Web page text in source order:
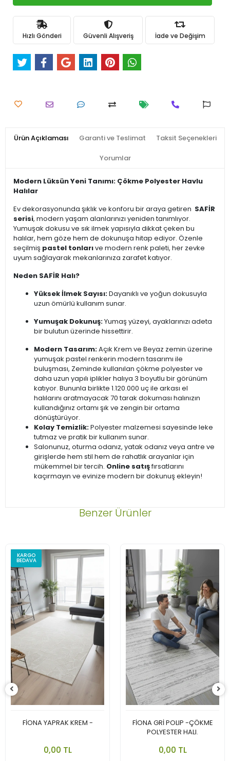
Hızlı Gönderi Güvenli Alışveriş İade ve Değişim
Ürün Açıklaması Garanti ve Teslimat Taksit Seçenekleri
Yorumlar
Modern Lüksün Yeni Tanımı: Çökme Polyester Havlu
Halılar
Ev dekorasyonunda şıklık ve konforu bir araya getiren SAFİR
serisi, modern yaşam alanlarınızı yeniden tanımlıyor.
Yumuşak dokusu ve sık ilmek yapısıyla dikkat çeken bu
halılar, hem göze hem de dokunuşa hitap ediyor. Özenle
seçilmiş pastel tonlarıve modern renk paleti, her zevke
uyum sağlayarak mekanlarınıza zarafet katıyor.
Neden SAFİR Halı?
Yüksek İlmek Sayısı:Dayanıklı ve yoğun dokusuyla
uzun ömürlü kullanım sunar.
Yumuşak Dokunuş:Yumaş yüzeyi, ayaklarınızı adeta
bir bulutun üzerinde hissettirir.
Modern Tasarım:Açık Krem ve Beyaz zemin üzerine
yumuşak pastel renkerin modern tasarımı ile
buluşması, Zeminde kullanılan çökme polyester ve
daha uzun yapılı iplikler halıya 3 boyutlu bir görünüm
katıyor. Bununla birlikte 1.120.000 uç ile arkası el
halılarını aratmayacak 70 tarak dokuması halınızın
kullandığınız ortamı şık ve zengin bir ortama
dönüştürüyor.
Kolay Temizlik:Polyester malzemesi sayesinde leke
tutmaz ve pratik bir kullanım sunar.
Salonunuz, oturma odanız, yatak odanız veya antre ve
girişlerde hem stil hem de rahatlık arayanlar için
mükemmel bir tercih. Online satışfırsatlarını
kaçırmayın ve evinize modern bir dokunuş ekleyin!
Benzer Ürünler
KARGO
BEDAVA
FİONA YAPRAK KREM -
0,00 TL
FİONA GRİ POLIP -ÇÖKME
POLYESTER HALI.
0,00 TL